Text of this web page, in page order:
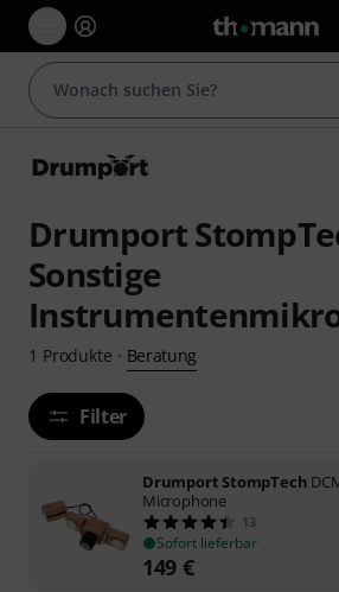
Drumport
Sonstige
1 Produkte · Beratung
Filter
Drumport StompTech
Microphone
13
Sofort lieferbar
149 €